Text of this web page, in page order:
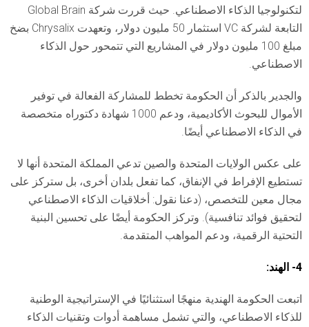
لتكنولوجيا الذكاء الاصطناعي. حيث قررت شركة Global Brain
التابعة لشركة VC استثمار 50 مليون دولار، وتعهدت Chrysalix بضخ
مبلغ 100 مليون دولار في المشاريع التي تتمحور حول الذكاء
الاصطناعي.
والجدير بالذكر أن الحكومة تخطط للمشاركة الفعالة في توفير
الأموال للبحوث الأكاديمية، ودعم 1000 شهادة دكتوراه متخصصة
في الذكاء الاصطناعي أيضًا.
على عكس الولايات المتحدة والصين تدعي المملكة المتحدة أنها لا
تستطيع الإفراط في الإنفاق، كما تفعل بلدان أخرى، بل ستركز على
مجال معين للتخصص، (دعنا نقول: أخلاقيات الذكاء الاصطناعي
لتحقيق فوائد تنافسية). وتركز الحكومة أيضًا على تحسين البنية
التحتية الرقمية، ودعم المواهب المتقدمة.
4- الهند:
اتبعت الحكومة الهندية منهجًا استثنائيًا في الإستراتيجية الوطنية
للذكاء الاصطناعي، والتي تشمل مساهمة أدوات وتقنيات الذكاء